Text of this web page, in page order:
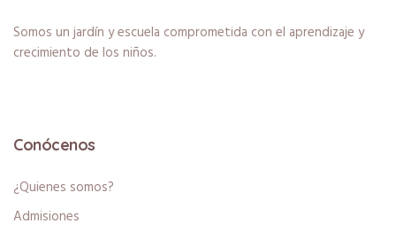
Somos un jardín y escuela comprometida con el aprendizaje y
crecimiento de los niños.
Conócenos
¿Quienes somos?
Admisiones